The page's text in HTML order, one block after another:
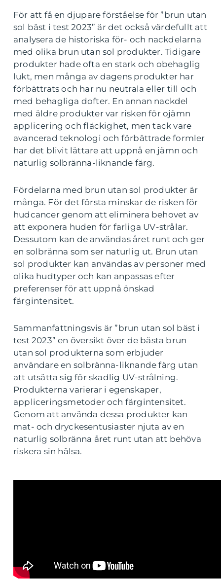
För att få en djupare förståelse för ”brun utan
sol bäst i test 2023” är det också värdefullt att
analysera de historiska för- och nackdelarna
med olika brun utan sol produkter. Tidigare
produkter hade ofta en stark och obehaglig
lukt, men många av dagens produkter har
förbättrats och har nu neutrala eller till och
med behagliga dofter. En annan nackdel
med äldre produkter var risken för ojämn
applicering och fläckighet, men tack vare
avancerad teknologi och förbättrade formler
har det blivit lättare att uppnå en jämn och
naturlig solbränna-liknande färg.
Fördelarna med brun utan sol produkter är
många. För det första minskar de risken för
hudcancer genom att eliminera behovet av
att exponera huden för farliga UV-strålar.
Dessutom kan de användas året runt och ger
en solbränna som ser naturlig ut. Brun utan
sol produkter kan användas av personer med
olika hudtyper och kan anpassas efter
preferenser för att uppnå önskad
färgintensitet.
Sammanfattningsvis är ”brun utan sol bäst i
test 2023” en översikt över de bästa brun
utan sol produkterna som erbjuder
användare en solbränna-liknande färg utan
att utsätta sig för skadlig UV-strålning.
Produkterna varierar i egenskaper,
appliceringsmetoder och färgintensitet.
Genom att använda dessa produkter kan
mat- och dryckesentusiaster njuta av en
naturlig solbränna året runt utan att behöva
riskera sin hälsa.